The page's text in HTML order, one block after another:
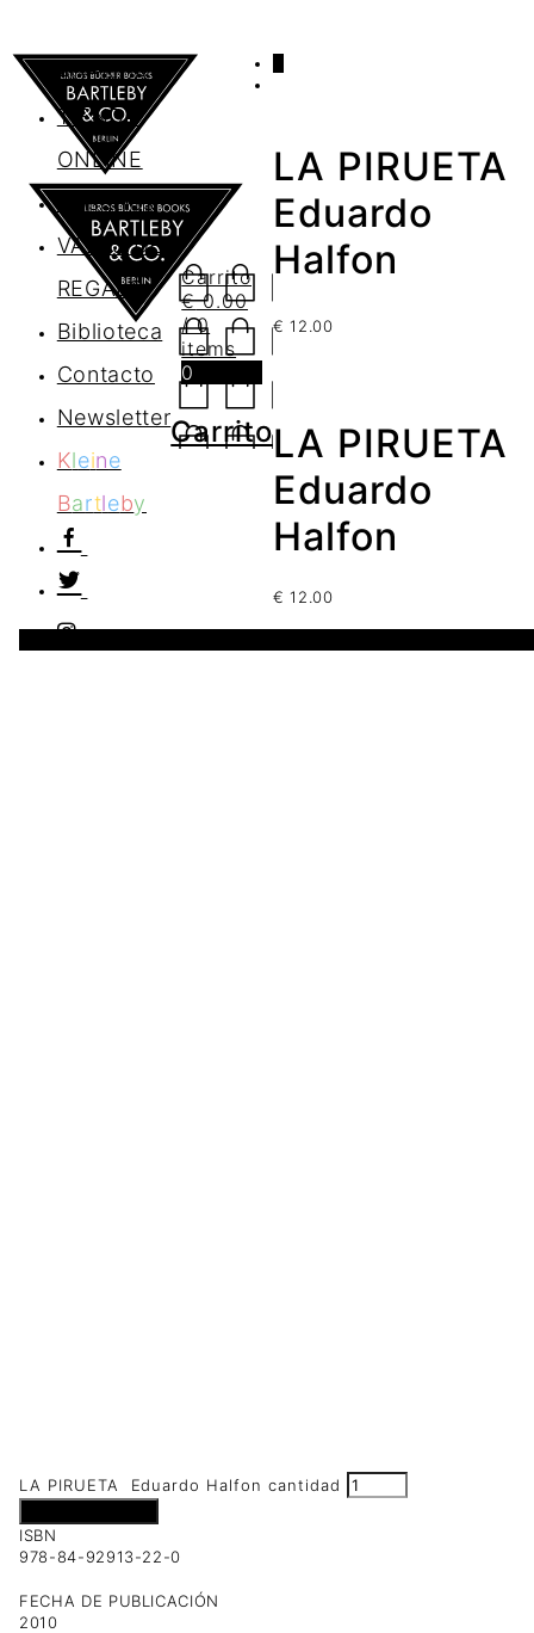
AGENDA
TIENDA
ONLINE
Nosotros
VALES DE
REGALO
Biblioteca
Contacto
Newsletter
Kleine
Bartleby
Carrito
€0.00
/ 0
items
0
Carrito
LA PIRUETA
Eduardo
Halfon
€ 12.00
LA PIRUETA
Eduardo
Halfon
€ 12.00
LA PIRUETA Eduardo Halfon cantidad
ISBN
978-84-92913-22-0
FECHA DE PUBLICACIÓN
2010